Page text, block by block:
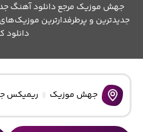
جهش موزیک مرجع دانلود آهنگ
جدیدترین و پرطرفدارترین
دانلود
جهش موزیک ریمیکس